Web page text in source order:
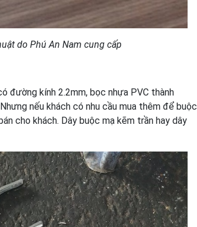
do Phú An Nam cung cấp
đường kính 2.2mm, bọc nhựa PVC thành
nếu khách có nhu cầu mua thêm để buộc
cho khách. Dây buộc mạ kẽm trần hay dây